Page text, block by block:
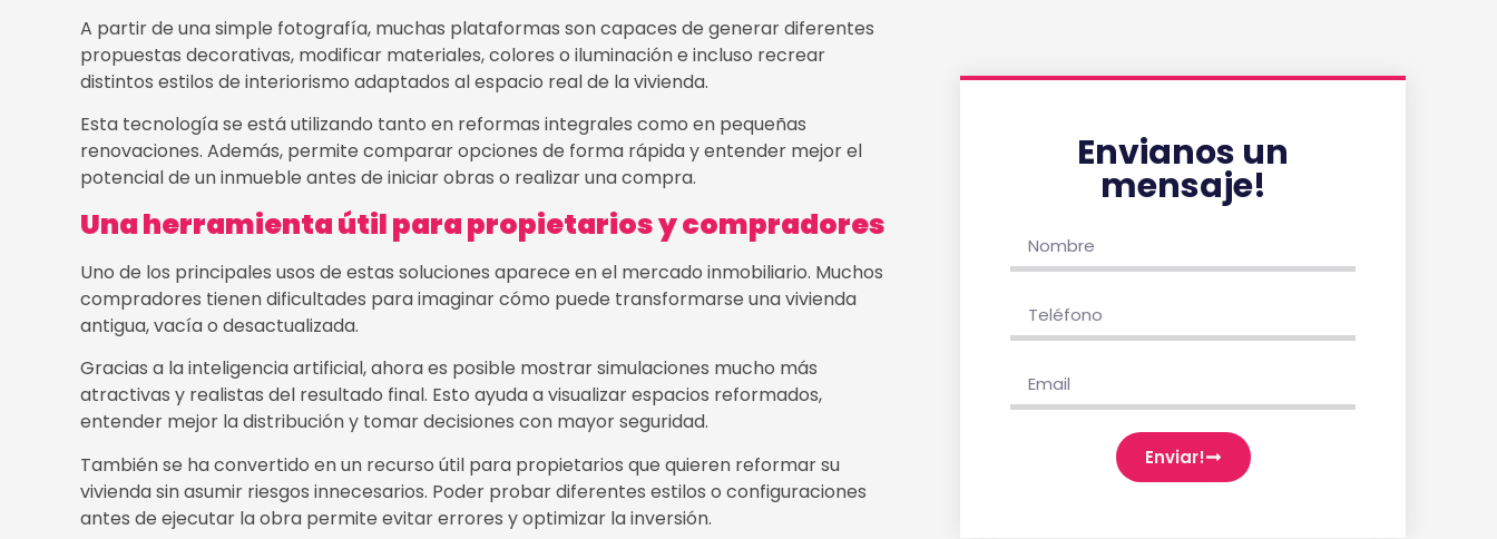
A partir de una simple fotografía, muchas plataformas son capaces de generar diferentes
propuestas decorativas, modificar materiales, colores o iluminación e incluso recrear
distintos estilos de interiorismo adaptados al espacio real de la vivienda.
Esta tecnología se está utilizando tanto en reformas integrales como en pequeñas
renovaciones. Además, permite comparar opciones de forma rápida y entender mejor el
potencial de un inmueble antes de iniciar obras o realizar una compra.
Una herramienta útil para propietarios y compradores
Uno de los principales usos de estas soluciones aparece en el mercado inmobiliario. Muchos
compradores tienen dificultades para imaginar cómo puede transformarse una vivienda
antigua, vacía o desactualizada.
Gracias a la inteligencia artificial, ahora es posible mostrar simulaciones mucho más
atractivas y realistas del resultado final. Esto ayuda a visualizar espacios reformados,
entender mejor la distribución y tomar decisiones con mayor seguridad.
También se ha convertido en un recurso útil para propietarios que quieren reformar su
vivienda sin asumir riesgos innecesarios. Poder probar diferentes estilos o configuraciones
antes de ejecutar la obra permite evitar errores y optimizar la inversión.
Envianos un
mensaje!
Enviar!